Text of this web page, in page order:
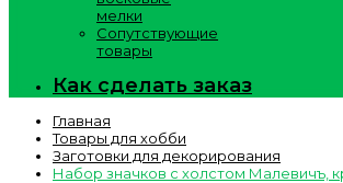
мелки
Сопутствующие
товары
Как сделать заказ
Главная
Товары для хобби
Заготовки для декорирования
Набор значков с холстом Малевичъ,